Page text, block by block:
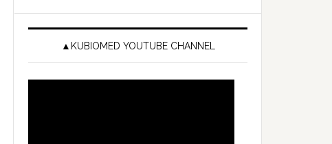
▲KUBIOMED YOUTUBE CHANNEL